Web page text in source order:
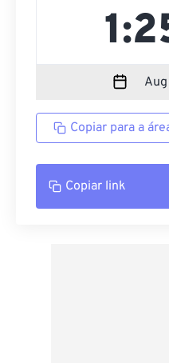
Copiar para a
Copiar link